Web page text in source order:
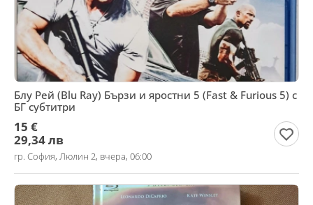
Блу Рей (Blu Ray) Бързи и яростни 5 (Fast & Furious 5) с
БГ субтитри
15 €
29,34 лв
гр. София, Люлин 2, вчера, 06:00